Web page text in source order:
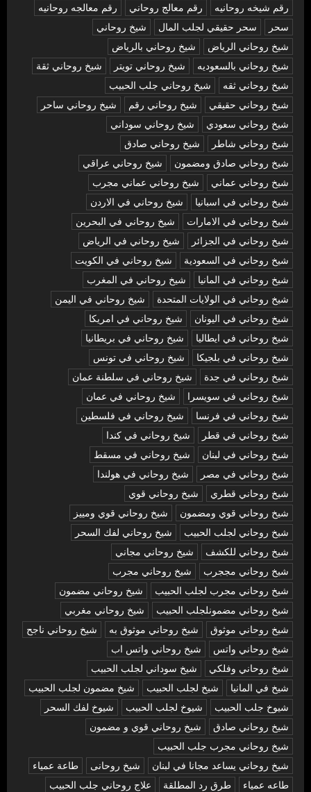
رقم شيخه روحانيه
رقم معالج روحاني
رقم معالجه روحانيه
سحر
سحر حقيقي لجلب المال
شيخ روحاني
شيخ روحاني الرياض
شيخ روحاني بالرياض
شيخ روحاني بالسعوديه
شيخ روحاني تويتر
شيخ روحاني ثقة
شيخ روحاني ثقه
شيخ روحاني جلب الحبيب
شيخ روحاني حقيقي
شيخ روحاني رقم
شيخ روحاني ساحر
شيخ روحاني سعودي
شيخ روحاني سوداني
شيخ روحاني شاطر
شيخ روحاني صادق
شيخ روحاني صادق ومضمون
شيخ روحاني عراقي
شيخ روحاني عماني
شيخ روحاني عماني مجرب
شيخ روحاني في اسبانيا
شيخ روحاني في الاردن
شيخ روحاني في الامارات
شيخ روحاني في البحرين
شيخ روحاني في الجزائر
شيخ روحاني في الرياض
شيخ روحاني في السعودية
شيخ روحاني في الكويت
شيخ روحاني في المانيا
شيخ روحاني في المغرب
شيخ روحاني في الولايات المتحدة
شيخ روحاني في اليمن
شيخ روحاني في اليونان
شيخ روحاني في امريكا
شيخ روحاني في ايطاليا
شيخ روحاني في بريطانيا
شيخ روحاني في بلجيكا
شيخ روحاني في تونس
شيخ روحاني في جدة
شيخ روحاني في سلطنة عمان
شيخ روحاني في سويسرا
شيخ روحاني في عمان
شيخ روحاني في فرنسا
شيخ روحاني في فلسطين
شيخ روحاني في قطر
شيخ روحاني في كندا
شيخ روحاني في لبنان
شيخ روحاني في مسقط
شيخ روحاني في مصر
شيخ روحاني في هولندا
شيخ روحاني قطري
شيخ روحاني قوي
شيخ روحاني قوي ومضمون
شيخ روحاني قوي ومييز
شيخ روحاني لجلب الحبيب
شيخ روحاني لفك السحر
شيخ روحاني للكشف
شيخ روحاني مجاني
شيخ روحاني مججرب
شيخ روحاني مجرب
شيخ روحاني مجرب لجلب الحبيب
شيخ روحاني مضمون
شيخ روحاني مضمونلجلب الحبيب
شيخ روحاني مغربي
شيخ روحاني موثوق
شيخ روحاني موثوق به
شيخ روحاني ناجح
شيخ روحاني واتس
شيخ روحاني واتس اب
شيخ روحاني وفلكي
شيخ سوداني لجلب الحبيب
شيخ في المانيا
شيخ لجلب الحبيب
شيخ مضمون لجلب الحبيب
شيوخ جلب الحبيب
شيوخ لجلب الحبيب
شيوخ لفك السحر
شیخ روحاني صادق
شیخ روحاني قوي و مضمون
شیخ روحاني مجرب جلب الحبيب
شیخ روحاني يساعد مجانا في لبنان
شیخ روحانی
طاعة عمياء
طاعه عمياء
طرق رد المطلقة علاج روحاني جلب الحبيب